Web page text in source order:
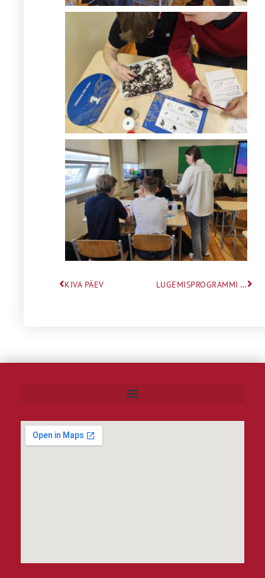
KIVA PÄEV LUGEMISPROGRAMMI “LOEME ENNAST RAAMATUSSE” I KOHT